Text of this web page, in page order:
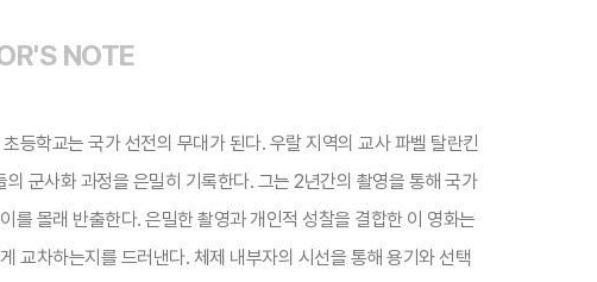
NOTE
등학교는 국가 선전의 무대가 된다. 우랄 지역의 교사 파벨 탈란킨
군사화 과정을 은밀히 기록한다. 그는 2년간의 촬영을 통해 국가
를 몰래 반출한다. 은밀한 촬영과 개인적 성찰을 결합한 이 영화는
교차하는지를 드러낸다. 체제 내부자의 시선을 통해 용기와 선택